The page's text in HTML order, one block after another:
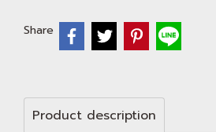
Share
Product description